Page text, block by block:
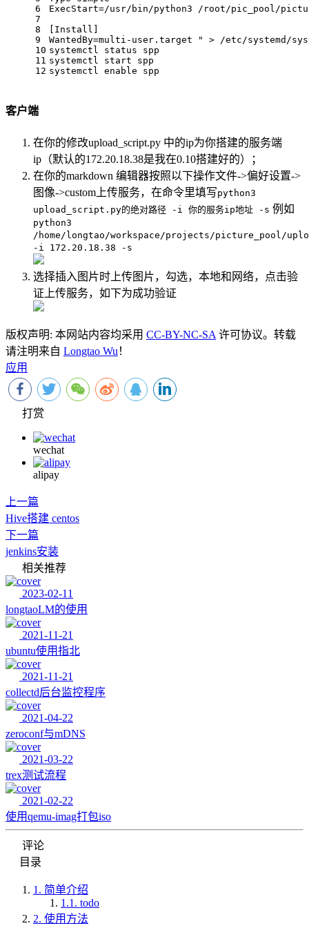
6
7
8
9
10
11
12
ExecStart=/usr/bin/python3 /root/pic_pool/
[Install]
WantedBy=multi-user.target " > /etc/systemd/
systemctl status spp
systemctl start spp
systemctl enable spp
客户端
在你的修改upload_script.py 中的ip为你搭建的服务端
ip（默认的172.20.18.38是我在0.10搭建好的）；
在你的markdown 编辑器按照以下操作文件->偏好设置->
图像->custom上传服务，在命令里填写python3
upload_script.py的绝对路径 -i 你的服务ip地址 -s 例如
python3
/home/longtao/workspace/projects/picture_pool/
-i 172.20.18.38 -s
选择插入图片时上传图片，勾选，本地和网络，点击验
证上传服务，如下为成功验证
版权声明: 本网站内容均采用 CC-BY-NC-SA 许可协议。转载
请注明来自 Longtao Wu ！
应用
打赏
wechat
alipay
上一篇
Hive搭建 centos
下一篇
jenkins安装
相关推荐
2023-02-11
longtaoLM的使用
2021-11-21
ubuntu使用指北
2021-11-21
collectd后台监控程序
2021-04-22
zeroconf与mDNS
2021-03-22
trex测试流程
2021-02-22
使用qemu-imag打包iso
评论
目录
1. 简单介绍
1.1. todo
2. 使用方法